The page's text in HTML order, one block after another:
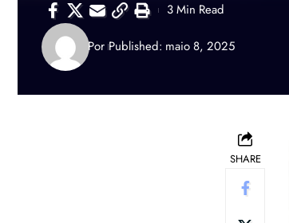
Por Published: maio 8, 2025
3 Min Read
SHARE